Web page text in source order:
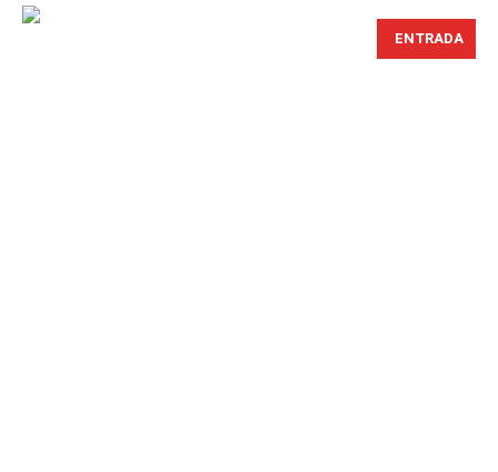
ENTRADA